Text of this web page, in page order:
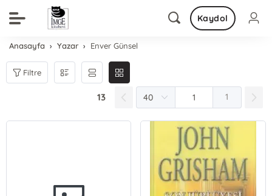
Kaydol
Anasayfa Yazar Enver Günsel
Filtre
13 1